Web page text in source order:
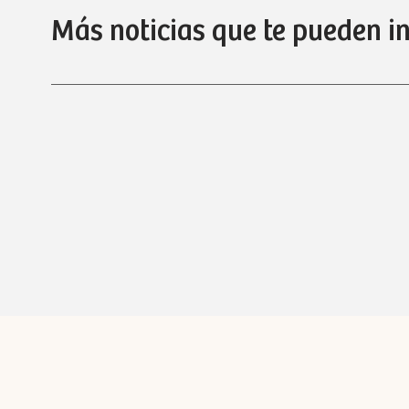
Más noticias que te pueden